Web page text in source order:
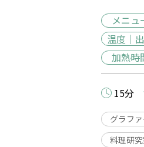
メニュ
温度｜
加熱時
15分
グラフ
料理研